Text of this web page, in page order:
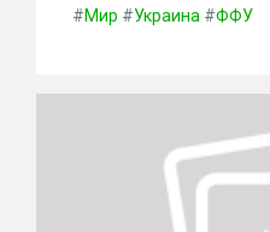
#Мир #Украина #ФФУ